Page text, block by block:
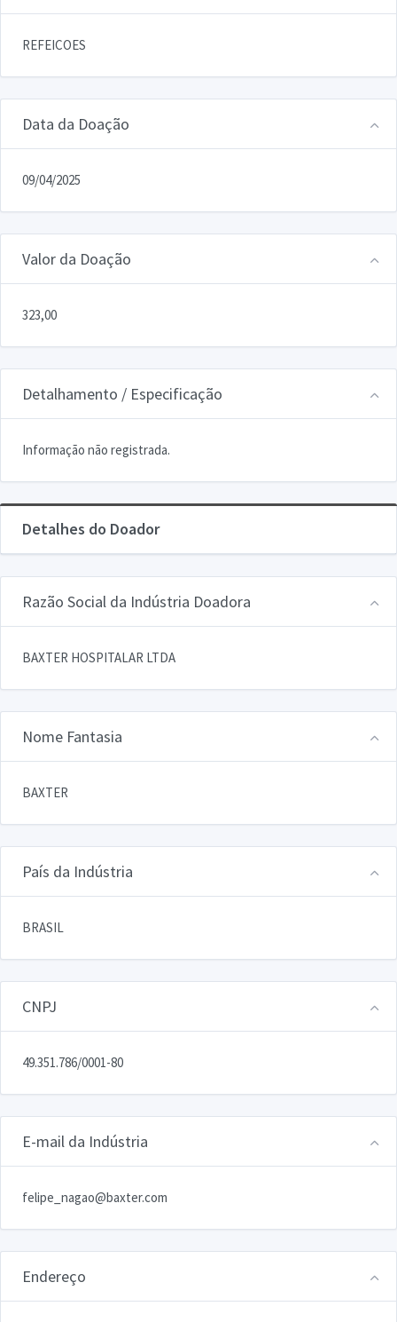
REFEICOES
Data da Doação
09/04/2025
Valor da Doação
323,00
Detalhamento / Especificação
Informação não registrada.
Detalhes do Doador
Razão Social da Indústria Doadora
BAXTER HOSPITALAR LTDA
Nome Fantasia
BAXTER
País da Indústria
BRASIL
CNPJ
49.351.786/0001-80
E-mail da Indústria
felipe_nagao@baxter.com
Endereço